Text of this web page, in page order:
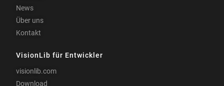
News
Über uns
Kontakt
VisionLib für Entwickler
visionlib.com
Download